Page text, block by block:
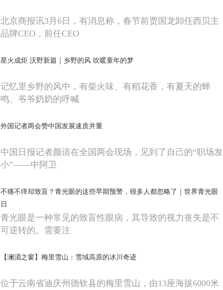
北京商报讯3月6日，有消息称，春节前贾国龙卸任西贝主
品牌CEO，前任CEO
星火成炬 沃野新篇｜乡野的风 吹暖童年的梦
记忆里乡野的风中，有柴火味、有稻花香，有夏天的蝉
鸣、爷爷奶奶的呼喊
外国记者两会赞中国发展速质并重
中国日报记者颜谙在全国两会现场，见到了自己的“职场发
小”——中阿卫
不痛不痒却致盲？青光眼的这些早期预警，很多人都忽略了｜世界青光眼
日
青光眼是一种常见的致盲性眼病，其导致的视力丧失是不
可逆转的。需要注
【澜湄之窗】梅里雪山：雪域高原的冰川奇迹
位于云南省迪庆州德钦县的梅里雪山，由13座海拔6000米